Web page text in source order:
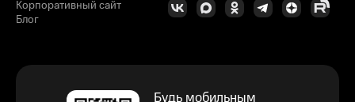
Корпоративный сайт
Блог
Будь мобильным